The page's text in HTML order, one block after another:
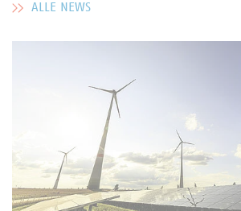
MEHR ZU AKTUELLES
ALLE NEWS